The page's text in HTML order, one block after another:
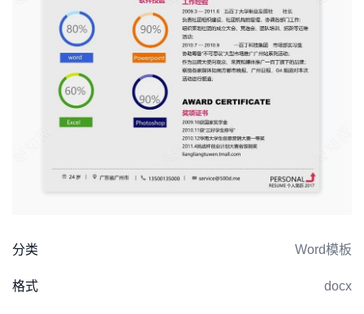
分类 Word模板
格式 docx